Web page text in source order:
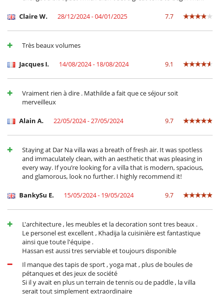
Claire W. 28/12/2024 - 04/01/2025 7.7
Très beaux volumes
Jacques I. 14/08/2024 - 18/08/2024 9.1
Vraiment rien à dire . Mathilde a fait que ce séjour soit
merveilleux
Alain A. 22/05/2024 - 27/05/2024 9.7
Staying at Dar Na villa was a breath of fresh air. It was spotless
and immaculately clean, with an aesthetic that was pleasing in
every way. If you’re looking for a villa that is modern, spacious,
and glamorous, look no further. I highly recommend it!
BankySu E. 15/05/2024 - 19/05/2024 9.7
L'architecture , les meubles et la decoration sont tres beaux .
Le personel est excellent , Khadija la cuisinière est fantastique
ainsi que toute l'équipe .
Hassan est aussi tres serviable et toujours disponible
Il manque des tapis de sport , yoga mat , plus de boules de
pétanques et des jeux de société
Si il y avait en plus un terrain de tennis ou de paddle , la villa
serait tout simplement extraordinaire